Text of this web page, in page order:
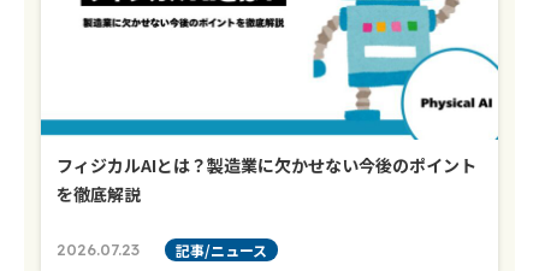
フィジカルAIとは？製造業に欠かせない今後のポイント
を徹底解説
2026.07.23 記事/ニュース